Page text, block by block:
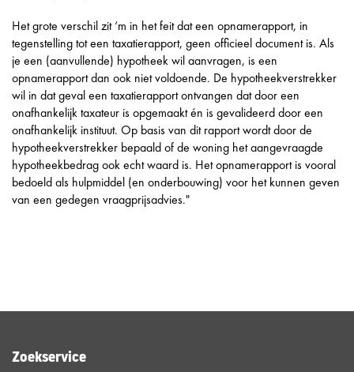
Het grote verschil zit ‘m in het feit dat een opnamerapport, in
tegenstelling tot een taxatierapport, geen officieel document is. Als
je een (aanvullende) hypotheek wil aanvragen, is een
opnamerapport dan ook niet voldoende. De hypotheekverstrekker
wil in dat geval een taxatierapport ontvangen dat door een
onafhankelijk taxateur is opgemaakt én is gevalideerd door een
onafhankelijk instituut. Op basis van dit rapport wordt door de
hypotheekverstrekker bepaald of de woning het aangevraagde
hypotheekbedrag ook echt waard is. Het opnamerapport is vooral
bedoeld als hulpmiddel (en onderbouwing) voor het kunnen geven
van een gedegen vraagprijsadvies."
Zoekservice